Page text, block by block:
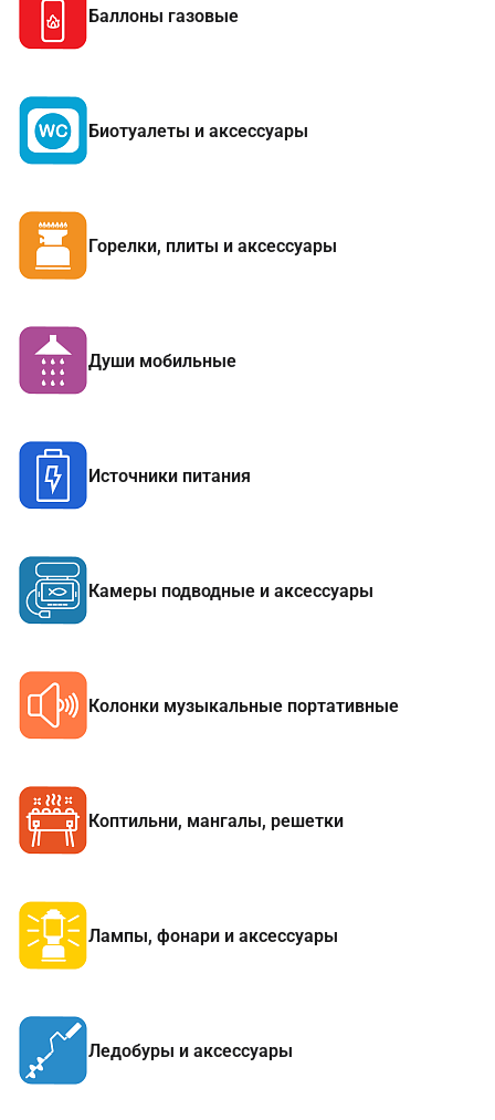
Баллоны газовые
Биотуалеты и аксессуары
Горелки, плиты и аксессуары
Души мобильные
Источники питания
Камеры подводные и аксессуары
Колонки музыкальные портативные
Коптильни, мангалы, решетки
Лампы, фонари и аксессуары
Ледобуры и аксессуары